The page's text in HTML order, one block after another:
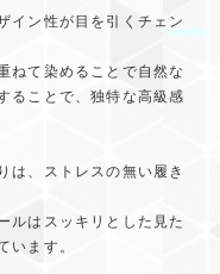
イン性が目を引くチェン
ねて染めることで自然な
ることで、独特な高級感
は、ストレスの無い履き
ルはスッキリとした見た
います。